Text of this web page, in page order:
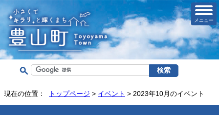
メニュー
現在の位置： トップページ > イベント > 2023年10月のイベント